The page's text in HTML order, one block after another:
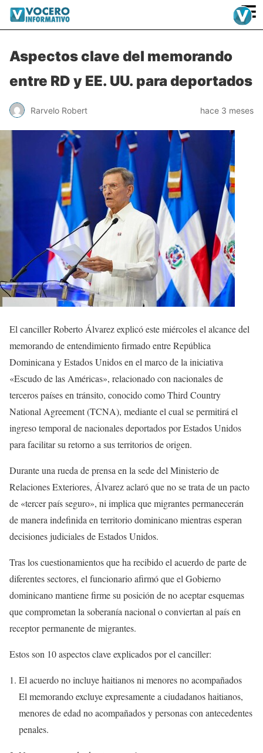
≡
Aspectos clave del memorando
entre RD y EE. UU. para deportados
Rarvelo Robert hace 3 meses
El canciller Roberto Álvarez explicó este miércoles el alcance del
memorando de entendimiento firmado entre República
Dominicana y Estados Unidos en el marco de la iniciativa
«Escudo de las Américas», relacionado con nacionales de
terceros países en tránsito, conocido como Third Country
National Agreement (TCNA), mediante el cual se permitirá el
ingreso temporal de nacionales deportados por Estados Unidos
para facilitar su retorno a sus territorios de origen.
Durante una rueda de prensa en la sede del Ministerio de
Relaciones Exteriores, Álvarez aclaró que no se trata de un pacto
de «tercer país seguro», ni implica que migrantes permanecerán
de manera indefinida en territorio dominicano mientras esperan
decisiones judiciales de Estados Unidos.
Tras los cuestionamientos que ha recibido el acuerdo de parte de
diferentes sectores, el funcionario afirmó que el Gobierno
dominicano mantiene firme su posición de no aceptar esquemas
que comprometan la soberanía nacional o conviertan al país en
receptor permanente de migrantes.
Estos son 10 aspectos clave explicados por el canciller:
El acuerdo no incluye haitianos ni menores no acompañados
El memorando excluye expresamente a ciudadanos haitianos,
menores de edad no acompañados y personas con antecedentes
penales.